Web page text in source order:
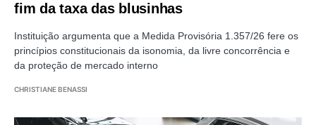
fim da taxa das blusinhas
Instituição argumenta que a Medida Provisória 1.357/26 fere os
princípios constitucionais da isonomia, da livre concorrência e
da proteção de mercado interno
CHRISTIANE BENASSI